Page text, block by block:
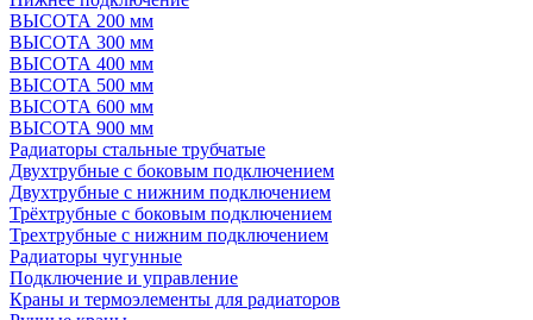
ВЫСОТА 200 мм
ВЫСОТА 300 мм
ВЫСОТА 400 мм
ВЫСОТА 500 мм
ВЫСОТА 600 мм
ВЫСОТА 900 мм
Радиаторы стальные трубчатые
Двухтрубные с боковым подключением
Двухтрубные с нижним подключением
Трёхтрубные с боковым подключением
Трехтрубные с нижним подключением
Радиаторы чугунные
Подключение и управление
Краны и термоэлементы для радиаторов